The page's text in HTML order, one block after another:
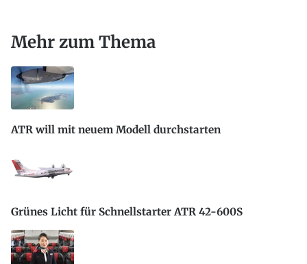
Mehr zum Thema
ATR will mit neuem Modell durchstarten
Grünes Licht für Schnellstarter ATR 42-600S